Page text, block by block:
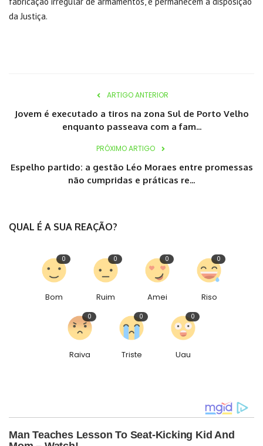
da Justiça.
ARTIGO ANTERIOR
Jovem é executado a tiros na zona Sul de Porto Velho
enquanto passeava com a fam...
PRÓXIMO ARTIGO
Espelho partido: a gestão Léo Moraes entre promessas
não cumpridas e práticas re...
QUAL É A SUA REAÇÃO?
Bom
0
Ruim
0
Amei
0
Riso
0
Raiva
0
Triste
0
Uau
0